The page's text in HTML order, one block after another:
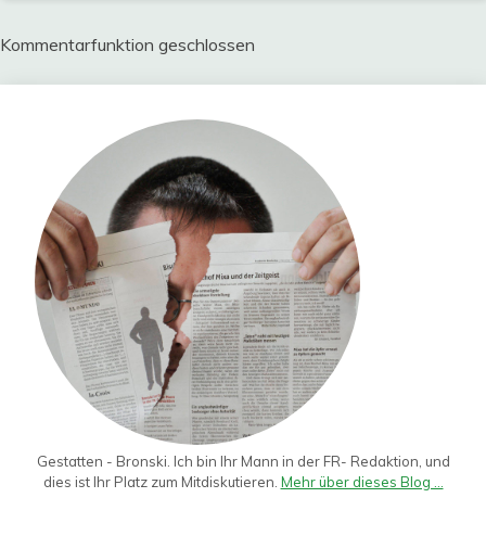
Kommentarfunktion geschlossen
Gestatten - Bronski. Ich bin Ihr Mann in der FR- Redaktion, und
dies ist Ihr Platz zum Mitdiskutieren. Mehr über dieses Blog ...